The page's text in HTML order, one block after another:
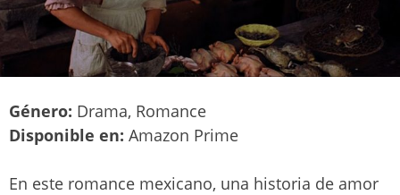
Género: Drama, Romance
Disponible en: Amazon Prime
En este romance mexicano, una historia de amor